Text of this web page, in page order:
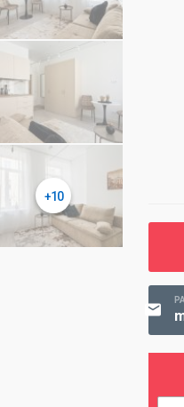
+10